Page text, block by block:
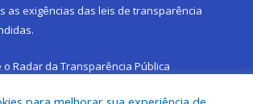
as exigências das leis de transparência
o Radar da Transparência Pública